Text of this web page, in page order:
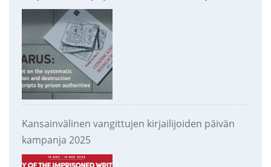
takavarikoinnista ja tuhoamisesta
Kansainvälinen vangittujen kirjailijoiden päivän
kampanja 2025